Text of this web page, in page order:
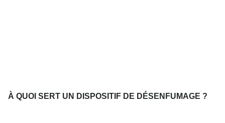
À QUOI SERT UN DISPOSITIF DE DÉSENFUMAGE ?